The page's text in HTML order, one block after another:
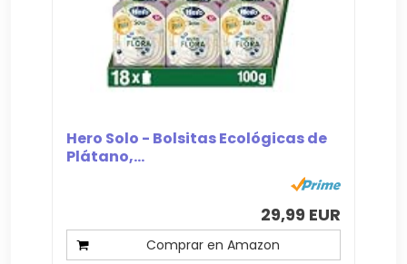
Hero Solo - Bolsitas Ecológicas de
Plátano,...
29,99 EUR
Comprar en Amazon